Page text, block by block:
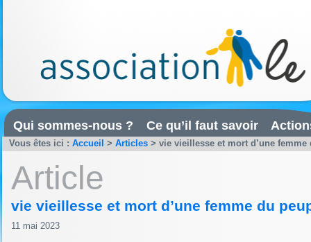
Qui sommes-nous ? Ce qu’il faut savoir
Vous êtes ici : Accueil > Articles > vie vieillesse et mort d’une femme
Article
vie vieillesse et mort d’une femme du
11 mai 2023